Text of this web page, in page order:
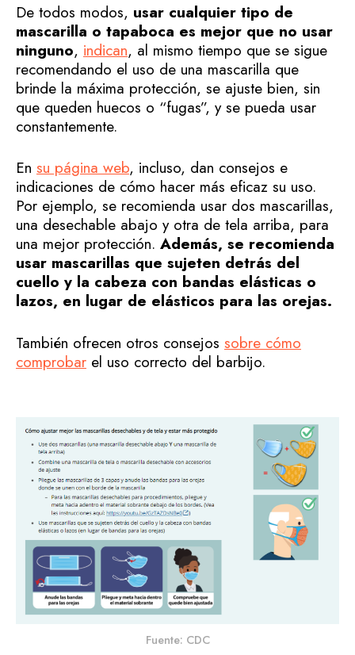
De todos modos, usar cualquier tipo de
mascarilla o tapaboca es mejor que no usar
ninguno, indican, al mismo tiempo que se sigue
recomendando el uso de una mascarilla que
brinde la máxima protección, se ajuste bien, sin
que queden huecos o “fugas”, y se pueda usar
constantemente.
En su página web, incluso, dan consejos e
indicaciones de cómo hacer más eficaz su uso.
Por ejemplo, se recomienda usar dos mascarillas,
una desechable abajo y otra de tela arriba, para
una mejor protección. Además, se recomienda
usar mascarillas que sujeten detrás del
cuello y la cabeza con bandas elásticas o
lazos, en lugar de elásticos para las orejas.
También ofrecen otros consejos sobre cómo
comprobar el uso correcto del barbijo.
Fuente: CDC